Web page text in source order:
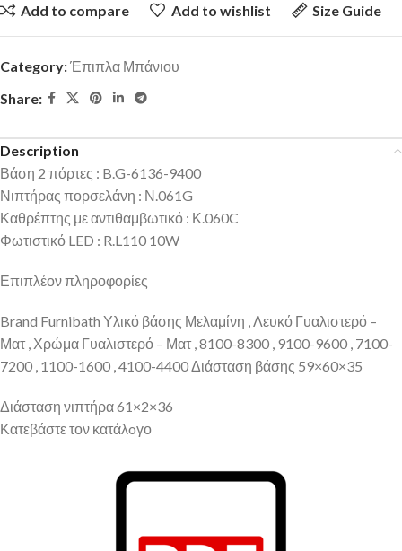
Add to compare Add to wishlist Size Guide
Category:Έπιπλα Μπάνιου
Share:
Description
Βάση 2 πόρτες : B.G-6136-9400
Νιπτήρας πορσελάνη : Ν.061G
Καθρέπτης με αντιθαμβωτικό : Κ.060C
Φωτιστικό LED : R.L110 10W
Επιπλέον πληροφορίες
Brand Furnibath Υλικό βάσης Μελαμίνη , Λευκό Γυαλιστερό –
Ματ , Χρώμα Γυαλιστερό – Ματ , 8100-8300 , 9100-9600 , 7100-
7200 , 1100-1600 , 4100-4400 Διάσταση βάσης 59×60×35
Διάσταση νιπτήρα 61×2×36
Κατεβάστε τον κατάλoγο